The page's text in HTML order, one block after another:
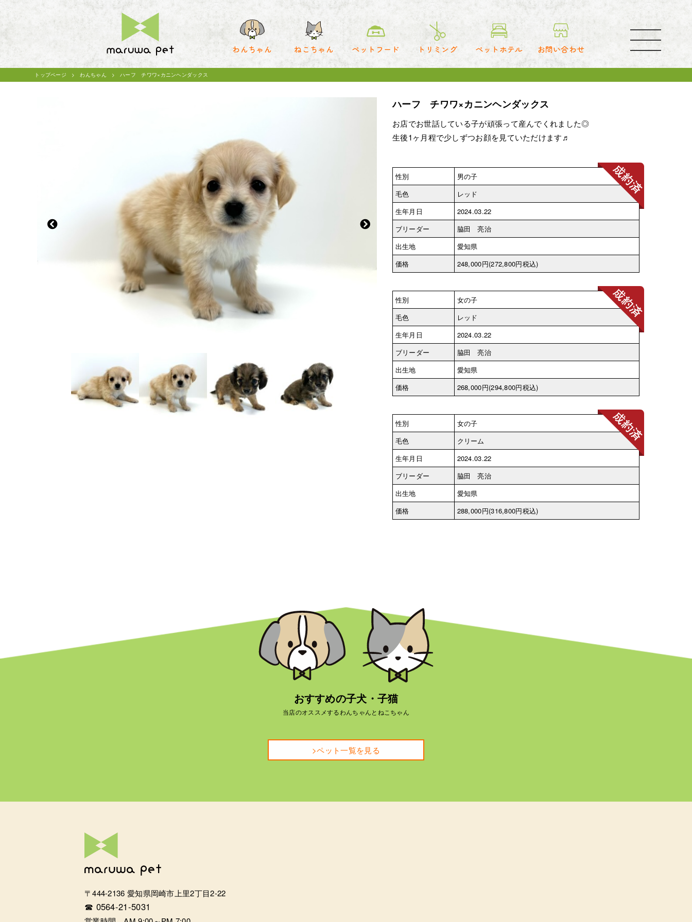
わんちゃん ねこちゃん ペットフード トリミング ペットホテル お問い合わせ
toggle
navigation
トップページ わんちゃん ハーフ チワワ×カニンヘンダックス
ハーフ チワワ×カニンヘンダックス
お店でお世話している子が頑張って産んでくれました◎
生後1ヶ月程で少しずつお顔を見ていただけます♬
性別
男の子
毛色
レッド
生年月日
2024.03.22
ブリーダー
脇田 亮治
出生地
愛知県
価格
248,000円(272,800円税込)
性別
女の子
毛色
レッド
生年月日
2024.03.22
ブリーダー
脇田 亮治
出生地
愛知県
価格
268,000円(294,800円税込)
性別
女の子
毛色
クリーム
生年月日
2024.03.22
ブリーダー
脇田 亮治
出生地
愛知県
価格
288,000円(316,800円税込)
おすすめの子犬・子猫
当店のオススメするわんちゃんとねこちゃん
>ペット一覧を見る
〒444-2136 愛知県岡崎市上里2丁目2-22
☎ 0564-21-5031